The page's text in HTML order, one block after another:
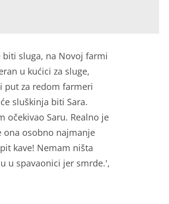
biti sluga, na Novoj farmi
u kućici za sluge,
put za redom farmeri
sluškinja biti Sara.
očekivao Saru. Realno je
ona osobno najmanje
kave! Nemam ništa
u spavaonici jer smrde.',